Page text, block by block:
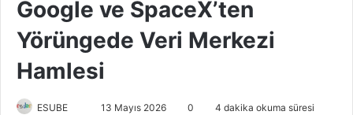
Google ve SpaceX’ten
Yörüngede Veri Merkezi
Hamlesi
ESUBE 13 Mayıs 2026 0 4 dakika okuma süresi